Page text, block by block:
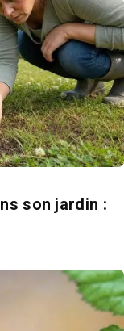
son jardin :